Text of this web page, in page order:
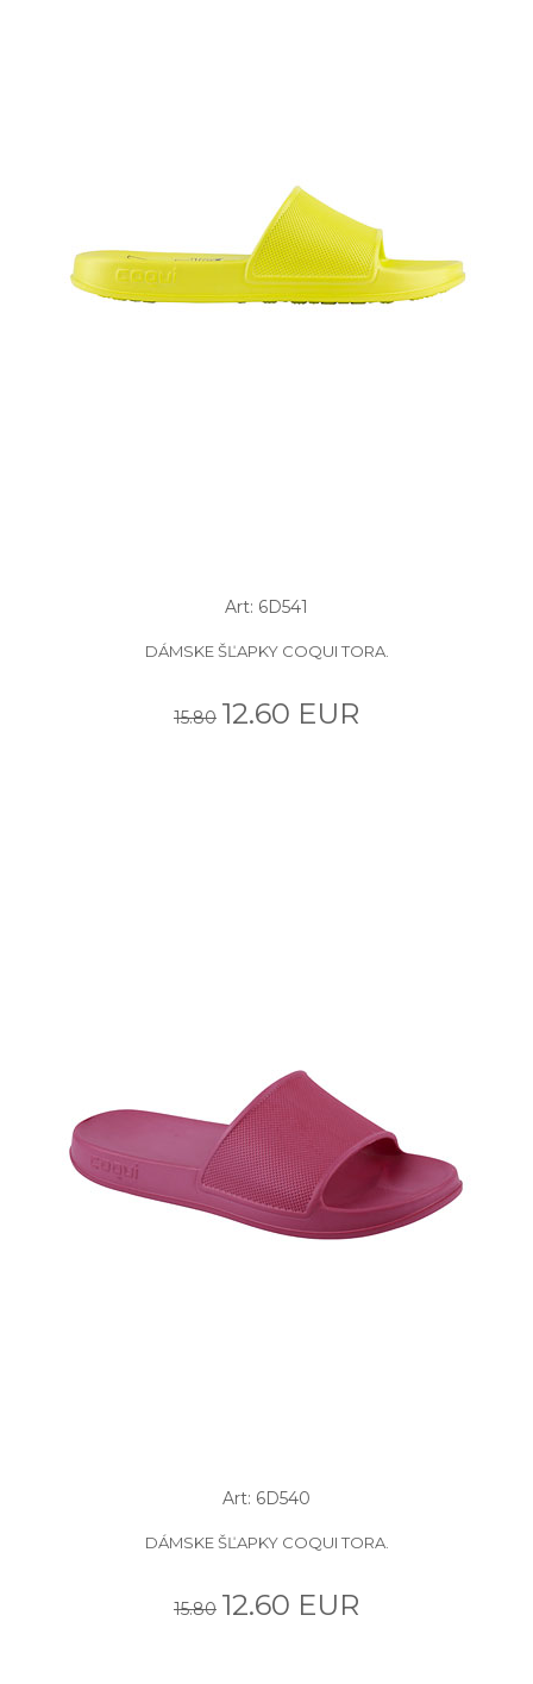
Art: 6D541
DÁMSKE ŠĽAPKY COQUI TORA.
15.80 12.60 EUR
Art: 6D540
DÁMSKE ŠĽAPKY COQUI TORA.
15.80 12.60 EUR